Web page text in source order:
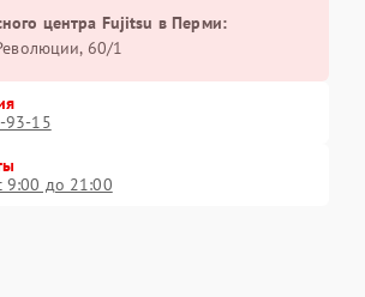
центра Fujitsu в Перми:
60/1
93-15
9:00 до 21:00